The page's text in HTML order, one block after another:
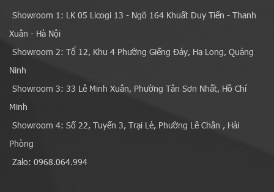
Showroom 1: LK 05 Licogi 13 - Ngõ 164 Khuất Duy Tiến - Thanh
Xuân - Hà Nội
Showroom 2: Tổ 12, Khu 4 Phường Giếng Đáy, Hạ Long, Quảng
Ninh
Showroom 3: 33 Lê Minh Xuân, Phường Tân Sơn Nhất, Hồ Chí
Minh
Showroom 4: Số 22, Tuyến 3, Trại Lẻ, Phường Lê Chân , Hải
Phòng
Zalo: 0968.064.994